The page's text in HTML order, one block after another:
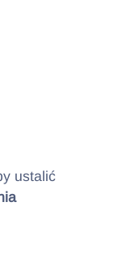
ustalić